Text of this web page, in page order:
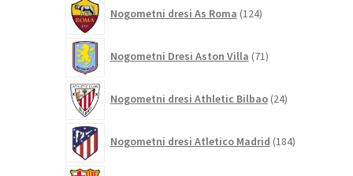
Nogometni dresi As Roma 124izdelkov
Nogometni Dresi Aston Villa 71izdelkov
Nogometni dresi Athletic Bilbao 24izdelkov
Nogometni dresi Atletico Madrid 184izdelkov